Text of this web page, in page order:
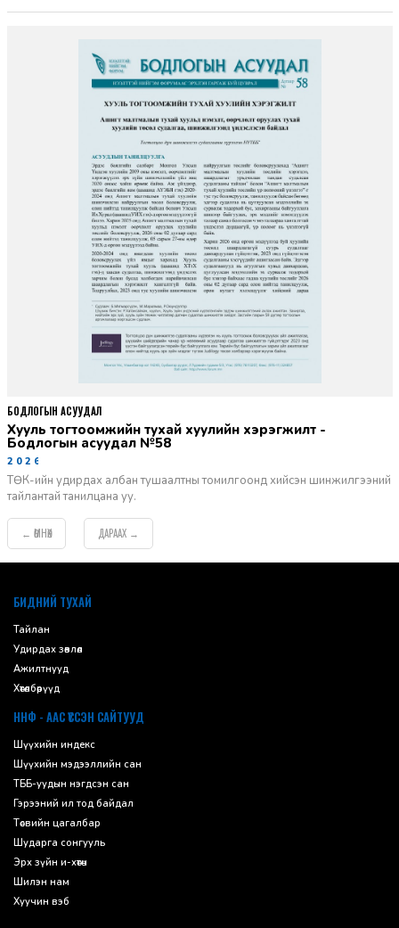
Хууль тогтоомжийн тухай хуулийн хэрэгжилт -
Бодлогын асуудал №58
2026-06-02
ТӨК-ийн удирдах албан тушаалтны томилгоонд хийсэн шинжилгээний
тайлантай танилцана уу.
БОДЛОГЫН АСУУДАЛ
← ӨМНӨХ ДАРААХ →
БИДНИЙ ТУХАЙ
Тайлан
Удирдах зөвлөл
Ажилтнууд
Хөтөлбөрүүд
ННФ - ААС ҮҮССЭН САЙТУУД
Шүүхийн индекс
Шүүхийн мэдээллийн сан
ТББ-уудын нэгдсэн сан
Гэрээний ил тод байдал
Төсвийн цагалбар
Шударга сонгууль
Эрх зүйн и-хөтөч
Шилэн нам
Хуучин вэб